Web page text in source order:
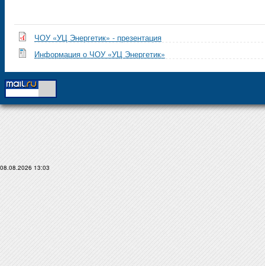
ЧОУ «УЦ Энергетик» - презентация
Информация о ЧОУ «УЦ Энергетик»
08.08.2026 13:03